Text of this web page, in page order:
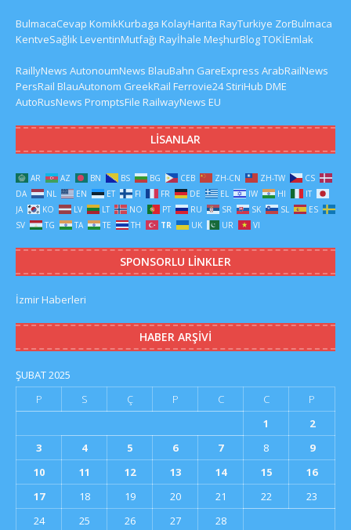
BulmacaCevap KomikKurbaga KolayHarita RayTurkiye ZorBulmaca
KentveSağlıkLeventinMutfağı Rayİhale MeşhurBlogTOKİEmlak
RaillyNews AutonoumNews BlauBahn GareExpress ArabRailNews
PersRail BlauAutonom GreekRail Ferrovie24 StiriHub DME
AutoRusNews PromptsFile RailwayNews EU
LISANLAR
AR AZ BN BS BG CEB ZH-CN ZH-TW
CS
DA
NL EN ET FI FR DE EL IW HI
IT
JA
KO LV LT NO PT RU SR SK SL
ES
SV
TG TA TE TH TR UK UR VI
SPONSORLU LINKLER
İzmir Haberleri
HABER ARŞIVI
ŞUBAT 2025
P
S Ç P C C
P
1
2
3
4 5 6 7 8
9
10
11 12 13 14 15
16
17
18 19 20 21 22
23
24
25 26 27 28